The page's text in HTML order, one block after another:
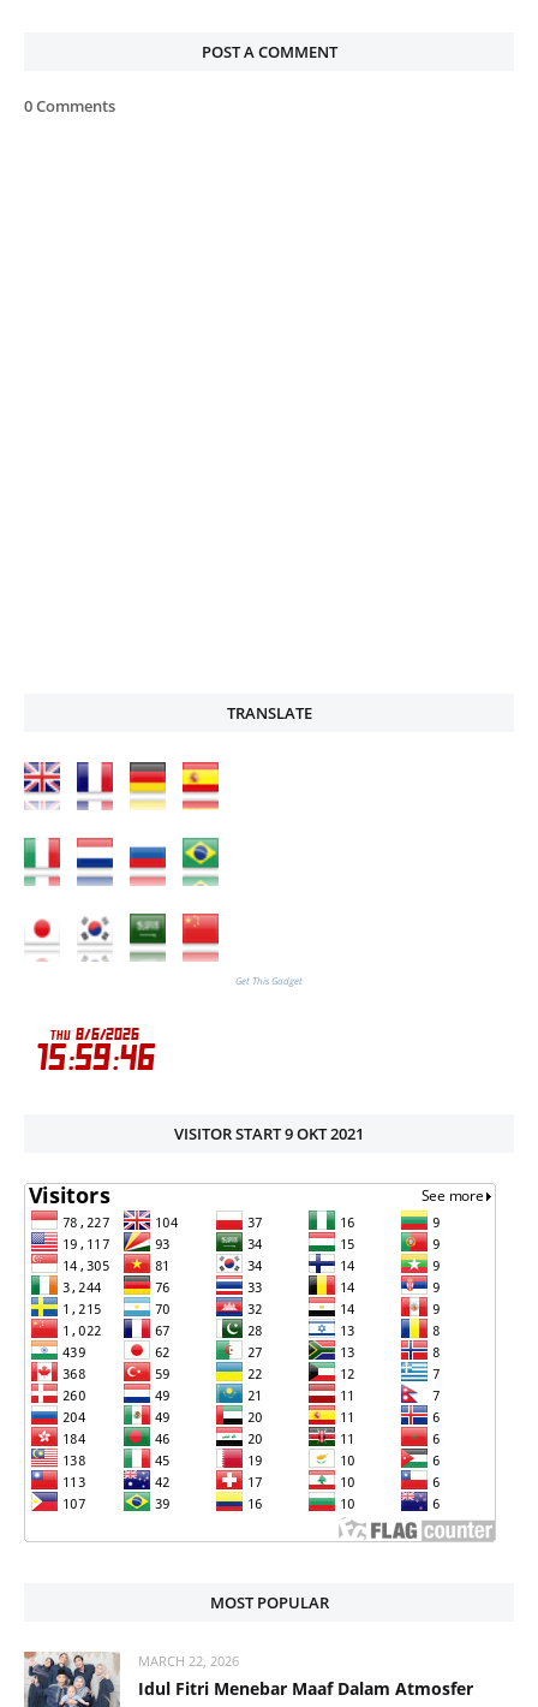
POST A COMMENT
0 Comments
TRANSLATE
Get This Gadget
VISITOR START 9 OKT 2021
MOST POPULAR
MARCH 22, 2026
Idul Fitri Menebar Maaf Dalam Atmosfer